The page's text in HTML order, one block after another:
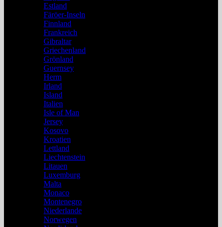
Estland
Färöer-Inseln
Finnland
Frankreich
Gibraltar
Griechenland
Grönland
Guernsey
Herm
Irland
Island
Italien
Isle of Man
Jersey
Kosovo
Kroatien
Lettland
Liechtenstein
Litauen
Luxemburg
Malta
Monaco
Montenegro
Niederlande
Norwegen